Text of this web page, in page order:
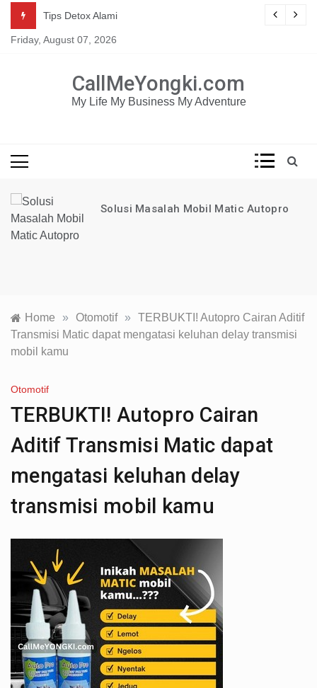
Mau dapat tutorial digital marketing GRATIS selama 1
content
Tips Detox Alami
Friday, August 07, 2026
CallMeYongki.com
My Life My Business My Adventure
Solusi Masalah Mobil Matic Autopro
Home » Otomotif » TERBUKTI! Autopro Cairan Aditif
Transmisi Matic dapat mengatasi keluhan delay transmisi
mobil kamu
Otomotif
TERBUKTI! Autopro Cairan
Aditif Transmisi Matic dapat
mengatasi keluhan delay
transmisi mobil kamu